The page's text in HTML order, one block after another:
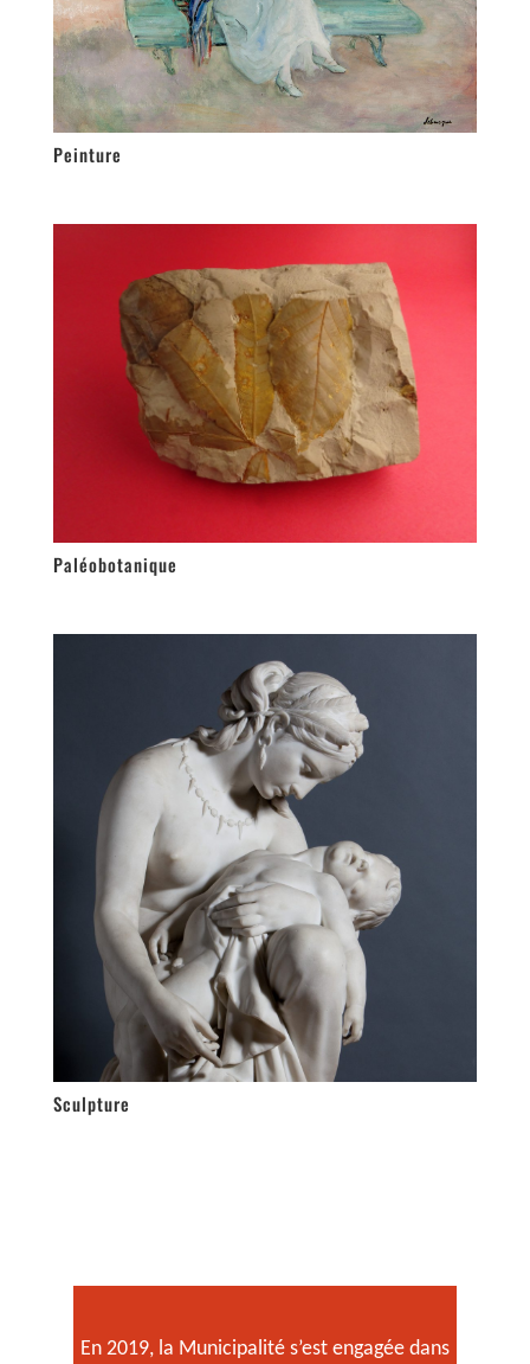
Peinture
Paléobotanique
Sculpture
En 2019, la Municipalité s’est engagée dans